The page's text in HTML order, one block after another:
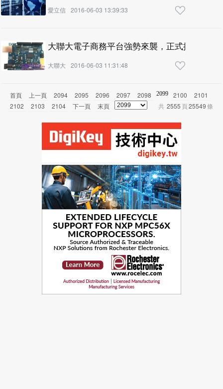
愛立信 2016-06-03 13:39:33
大聯大電子商務平台強勢來襲，正式推出
大聯大 2016-06-03 11:31:48
首頁 上一頁 2094 2095 2096 2097 2098 2099 2100
2101
2102
2103 2104 下一頁 末頁 共 2555 頁25549條